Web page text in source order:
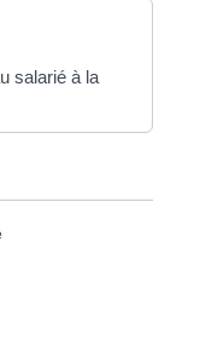
salarié à la